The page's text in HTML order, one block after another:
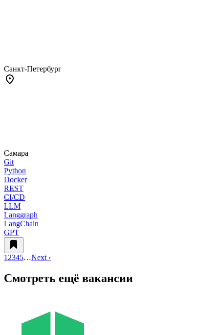
Санкт-Петербург
Самара
Git
Python
Docker
REST
CI/CD
LLM
Langgraph
LangChain
GPT
1 2345…Next ›
Смотреть ещё вакансии